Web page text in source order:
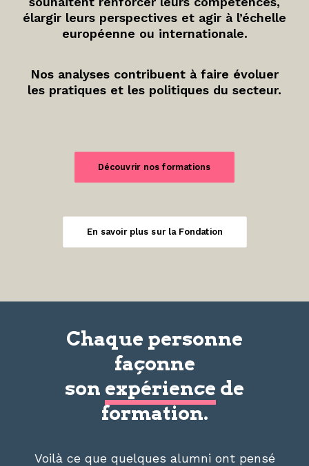
élargir leurs perspectives et agir à l’échelle
européenne ou internationale.
Nos analyses contribuent à faire évoluer
les pratiques et les politiques du secteur.
Découvrir nos formations
En savoir plus sur la Fondation
Chaque personne
façonne
son expérience de
formation.
Voilà ce que quelques alumni ont pensé